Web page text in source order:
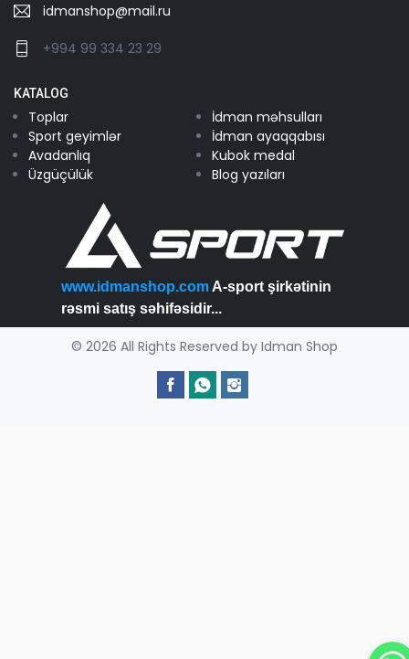
idmanshop@mail.ru
+994 99 334 23 29
KATALOG
Toplar
İdman məhsulları
Sport geyimlər
İdman ayaqqabısı
Avadanlıq
Kubok medal
Üzgüçülük
Blog yazıları
www.idmanshop.com A-sport şirkətinin
rəsmi satış səhifəsidir...
© 2026 All Rights Reserved by Idman Shop